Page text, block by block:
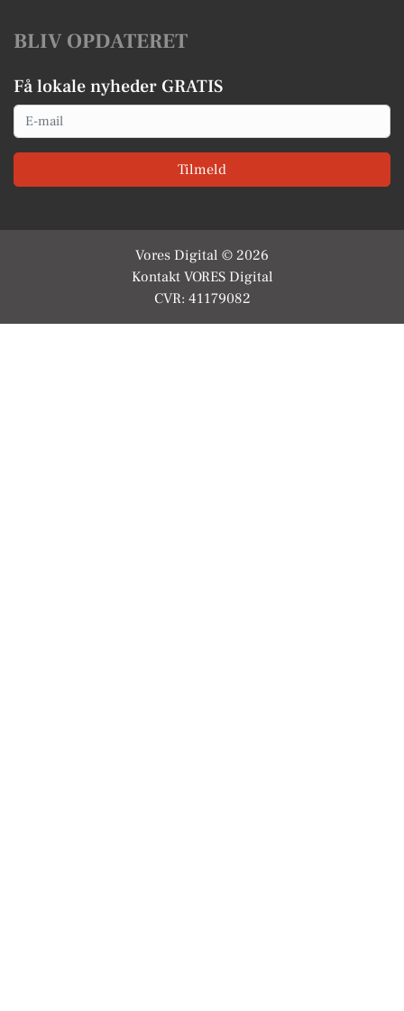
BLIV OPDATERET
Få lokale nyheder GRATIS
Email
Tilmeld
Vores Digital © 2026
Kontakt VORES Digital
CVR: 41179082